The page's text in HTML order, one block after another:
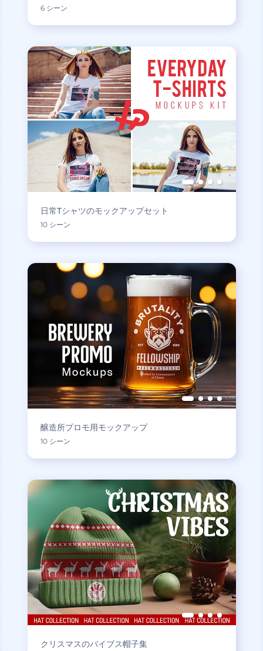
6 シーン
日常Tシャツのモックアップセット
10 シーン
醸造所プロモ用モックアップ
10 シーン
クリスマスのバイブス帽子集